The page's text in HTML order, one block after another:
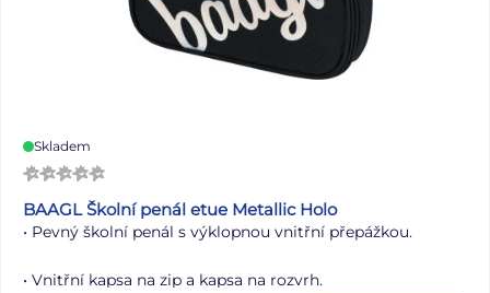
Skladem
BAAGL Školní penál etue Metallic Holo
• Pevný školní penál s výklopnou vnitřní přepážkou.
• Vnitřní kapsa na zip a kapsa na rozvrh.